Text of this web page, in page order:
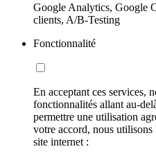
Google Analytics, Google
clients, A/B-Testing
Fonctionnalité
En acceptant ces services,
fonctionnalités allant au-
permettre une utilisation
votre accord, nous utilisons
site internet :